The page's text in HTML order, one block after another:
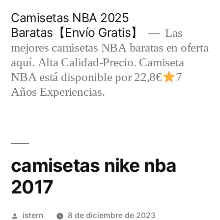
contenido
Camisetas NBA 2025
Baratas【Envío Gratis】
Las
mejores camisetas NBA baratas en oferta
aquí. Alta Calidad-Precio. Camiseta
NBA está disponible por 22,8€
7
Años Experiencias.
camisetas nike nba
2017
Publicado
istern 8 de diciembre de 2023